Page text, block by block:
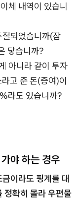
체 내역이 있습니
되었습니까(잠
닿습니까?
아니라 같이 투자
고 준 돈(증여)이
라도 있습니까?
야 하는 경우
금이라도 핑계를 대
정확히 몰라 우편물